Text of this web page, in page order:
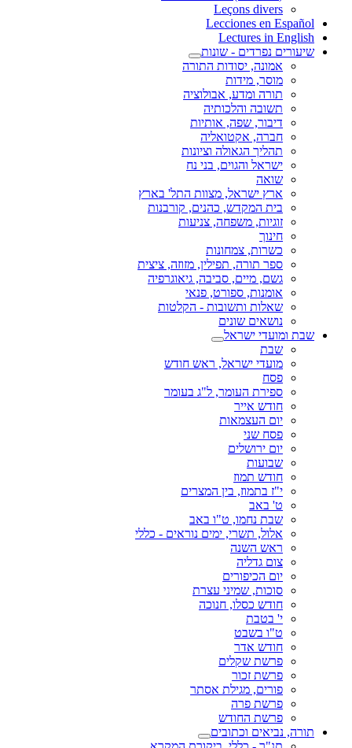
Leçons divers
Lecciones en Español
Lectures in English
שיעורים נפרדים - שונות
אמונה, יסודות התורה
מוסר, מידות
תורה ומדע, אבולוציה
תשובה והלכותיה
דיבור, שפה, אותיות
חברה, אקטואליה
תהליך הגאולה וציונות
ישראל והגוים, בני נח
שואה
ארץ ישראל, מצוות התל' בארץ
בית המקדש, כהנים, קורבנות
זוגיות, משפחה, צניעות
חינוך
כשרות, צמחונות
ספר תורה, תפילין, מזוזה, ציצית
גשם, מיים, סביבה, גיאוגרפיה
אומנות, ספורט, פנאי
שאלות ותשובות - הקלטות
נושאים שונים
שבת ומועדי ישראל
שבת
מועדי ישראל, ראש חודש
פסח
ספירת העומר, ל"ג בעומר
חודש אייר
יום העצמאות
פסח שני
יום ירושלים
שבועות
חודש תמוז
י"ז בתמוז, בין המצרים
ט' באב
שבת נחמו, ט"ו באב
אלול, תשרי, ימים נוראים - כללי
ראש השנה
צום גדליה
יום הכיפורים
סוכות, שמיני עצרת
חודש כסלו, חנוכה
י' בטבת
ט"ו בשבט
חודש אדר
פרשת שקלים
פרשת זכור
פורים, מגילת אסתר
פרשת פרה
פרשת החודש
תורה, נביאים וכתובים